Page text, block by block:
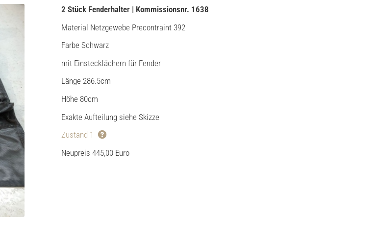
2 Stück Fenderhalter | Kommissionsnr. 1638
Material Netzgewebe Precontraint 392
Farbe Schwarz
mit Einsteckfächern für Fender
Länge 286.5cm
Höhe 80cm
Exakte Aufteilung siehe Skizze
Zustand 1
Neupreis 445,00 Euro